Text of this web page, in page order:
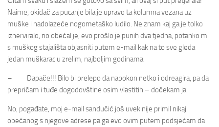
Naime, okidač za pucanje bila je upravo ta kolumna vezana uz
muške i nadolazeće nogometaško ludilo. Ne znam kaj ga je tolko
iznerviralo, no obećal je, evo prošlo je punih dva tjedna, potanko mi
s muškog stajališta objasniti putem e-mail kak na to sve gleda
jedan muškarac u zrelim, najboljim godinama.
– Dapače!!! Bilo bi prelepo da napokon netko i odreagira, pa da
prepričam i tuđe dogodovštine osim vlastitih – dočekam ja.
No, pogađate, moj e-mail sandučić još uvek nije primil nikaj
obećanog s njegove adrese pa ga evo ovim putem podsjećam da